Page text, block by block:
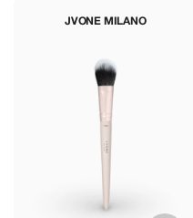
JVONE MILANO